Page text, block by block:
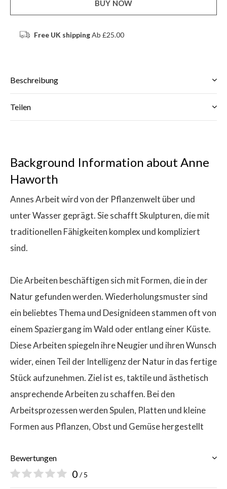
BUY NOW
Free UK shippingAb £25.00
Beschreibung
Teilen
Background Information about Anne
Haworth
Annes Arbeit wird von der Pflanzenwelt über und
unter Wasser geprägt. Sie schafft Skulpturen, die mit
traditionellen Fähigkeiten komplex und kompliziert
sind.
Die Arbeiten beschäftigen sich mit Formen, die in der
Natur gefunden werden. Wiederholungsmuster sind
ein beliebtes Thema und Designideen stammen oft von
einem Spaziergang im Wald oder entlang einer Küste.
Diese Arbeiten spiegeln ihre Neugier und ihren Wunsch
wider, einen Teil der Intelligenz der Natur in das fertige
Stück aufzunehmen. Ziel ist es, taktile und ästhetisch
ansprechende Arbeiten zu schaffen. Bei den
Arbeitsprozessen werden Spulen, Platten und kleine
Formen aus Pflanzen, Obst und Gemüse hergestellt
Bewertungen
0 / 5